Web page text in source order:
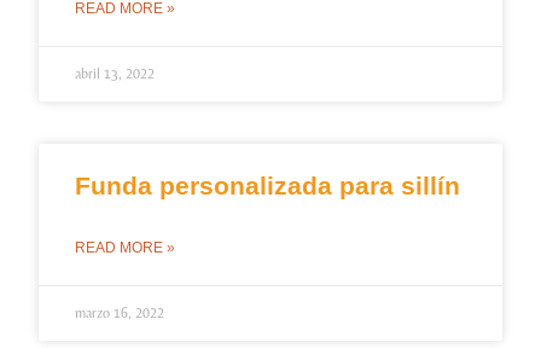
READ MORE »
abril 13, 2022
Funda personalizada para sillín
READ MORE »
marzo 16, 2022